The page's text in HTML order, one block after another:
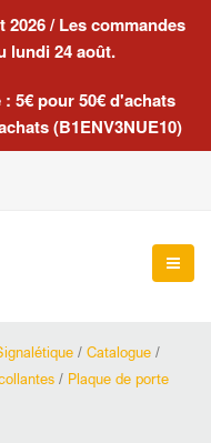
2026 / Les commandes
lundi 24 août.
5€ pour 50€ d'achats
(B1ENV3NUE10)
/ Catalogue /
/ Plaque de porte